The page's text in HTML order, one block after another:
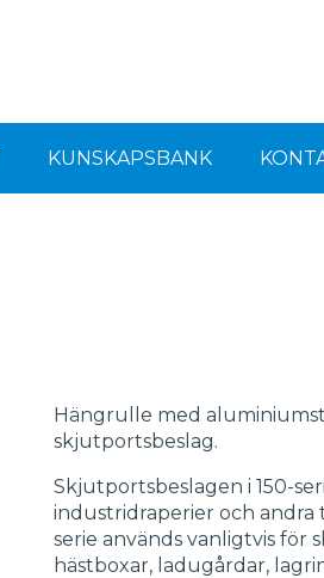
KUNSKAPSBANK
Hängrulle med
skjutportsbeslag.
Skjutportsbeslagen i 150-
industridraperier och andra
serie används vanligtvis för
hästboxar, ladugårdar,